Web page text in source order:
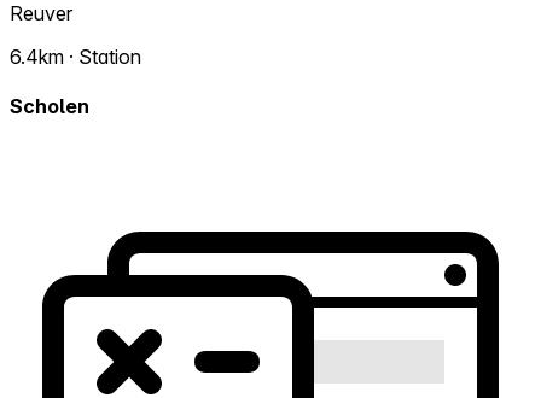
Reuver
6.4km · Station
Scholen